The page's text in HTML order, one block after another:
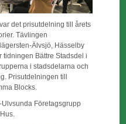
det prisutdelning till årets
Tävlingen
Älvsjö, Hässelby
tidningen Bättre Stadsdel i
i stadsdelarna och
Prisutdelningen till
Blocks.
Företagsgrupp